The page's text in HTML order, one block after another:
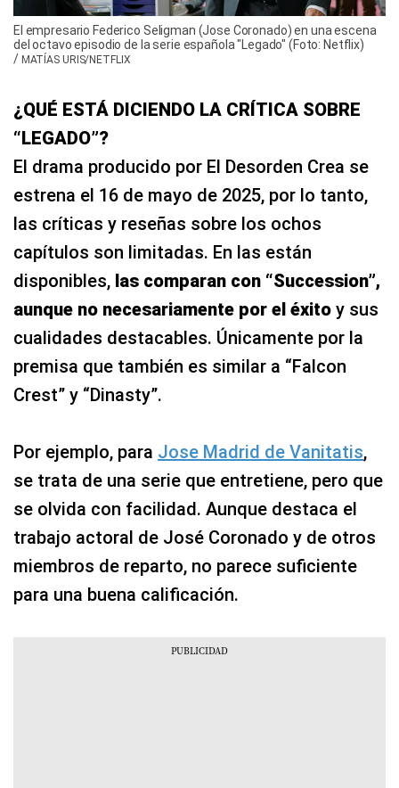
El empresario Federico Seligman (Jose Coronado) en una escena
del octavo episodio de la serie española "Legado" (Foto: Netflix)
/ MATÍAS URIS/NETFLIX
¿QUÉ ESTÁ DICIENDO LA CRÍTICA SOBRE
“LEGADO”?
El drama producido por El Desorden Crea se
estrena el 16 de mayo de 2025, por lo tanto,
las críticas y reseñas sobre los ochos
capítulos son limitadas. En las están
disponibles, las comparan con “Succession”,
aunque no necesariamente por el éxito y sus
cualidades destacables. Únicamente por la
premisa que también es similar a “Falcon
Crest” y “Dinasty”.
Por ejemplo, para Jose Madrid de Vanitatis,
se trata de una serie que entretiene, pero que
se olvida con facilidad. Aunque destaca el
trabajo actoral de José Coronado y de otros
miembros de reparto, no parece suficiente
para una buena calificación.